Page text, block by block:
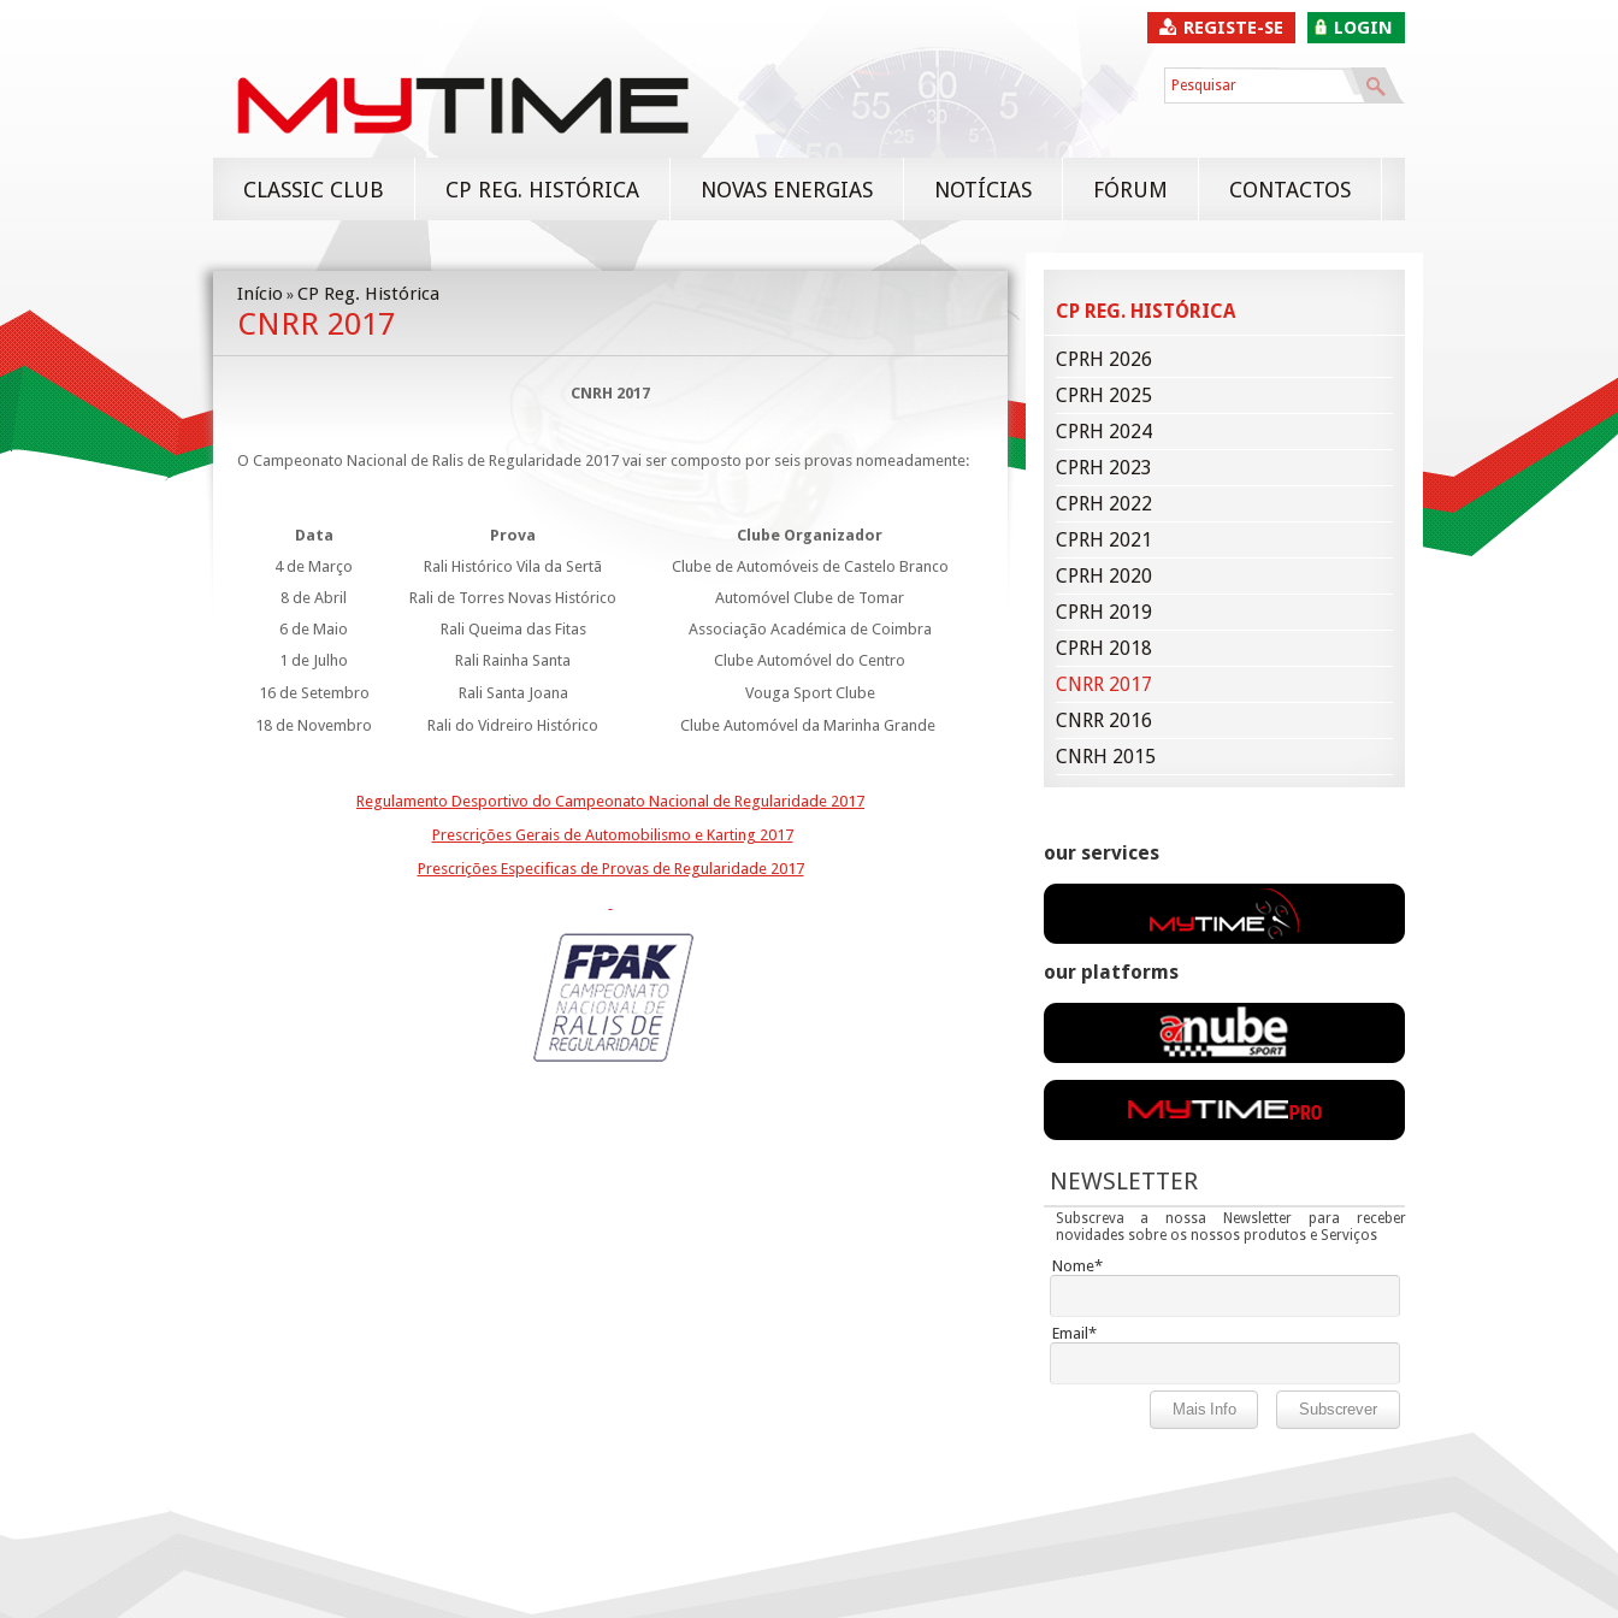
LOGIN
REGISTE-SE
CLASSIC CLUB CP REG. HISTÓRICA NOVAS ENERGIAS NOTÍCIAS FÓRUM CONTACTOS
Início » CP Reg. Histórica
CNRR 2017
CNRH 2017
O Campeonato Nacional de Ralis de Regularidade 2017 vai ser composto por seis provas nomeadamente:
Data Prova
Clube Organizador
4 de Março
Rali Histórico Vila da Sertã
Clube de Automóveis de Castelo Branco
8 de Abril
Rali de Torres Novas Histórico
Automóvel Clube de Tomar
6 de Maio
Rali Queima das Fitas
Associação Académica de Coimbra
1 de Julho
Rali Rainha Santa
Clube Automóvel do Centro
16 de Setembro
Rali Santa Joana
Vouga Sport Clube
18 de Novembro
Rali do Vidreiro Histórico Clube Automóvel da Marinha Grande
Regulamento Desportivo do Campeonato Nacional de Regularidade 2017
Prescrições Gerais de Automobilismo e Karting 2017
Prescrições Especificas de Provas de Regularidade 2017
CP REG. HISTÓRICA
CPRH 2026
CPRH 2025
CPRH 2024
CPRH 2023
CPRH 2022
CPRH 2021
CPRH 2020
CPRH 2019
CPRH 2018
CNRR 2017
CNRR 2016
CNRH 2015
our services
our platforms
NEWSLETTER
Subscreva a nossa Newsletter para receber
novidades sobre os nossos produtos e Serviços
Nome*
Email*